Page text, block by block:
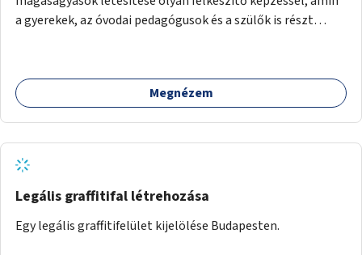
a gyerekek, az óvodai pedagógusok és a szülők is részt
Megnézem
Legális graffitifal létrehozása
Egy legális graffitifelület kijelölése Budapesten.